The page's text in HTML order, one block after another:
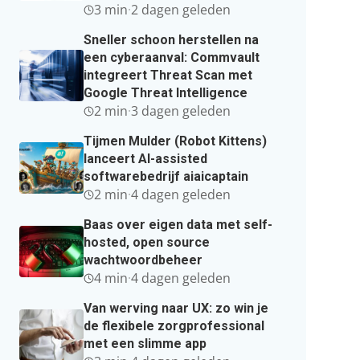
3 min·2 dagen geleden
Sneller schoon herstellen na
een cyberaanval: Commvault
integreert Threat Scan met
Google Threat Intelligence
2 min·3 dagen geleden
Tijmen Mulder (Robot Kittens)
lanceert AI-assisted
softwarebedrijf aiaicaptain
2 min·4 dagen geleden
Baas over eigen data met self-
hosted, open source
wachtwoordbeheer
4 min·4 dagen geleden
Van werving naar UX: zo win je
de flexibele zorgprofessional
met een slimme app